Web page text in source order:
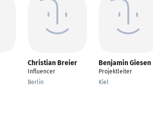
Christian Breier
Influencer
Berlin
Benjamin Giesen
Projektleiter
Kiel